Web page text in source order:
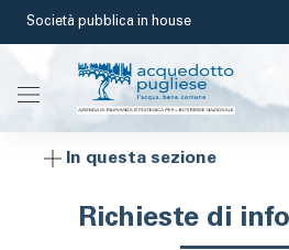
Salta
contenuto
principale
Società pubblica in house
In questa sezione
Richieste di